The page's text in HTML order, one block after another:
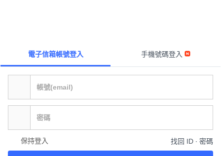
電子信箱帳號登入 手機號碼登入
保持登入 找回 ID ∙ 密碼